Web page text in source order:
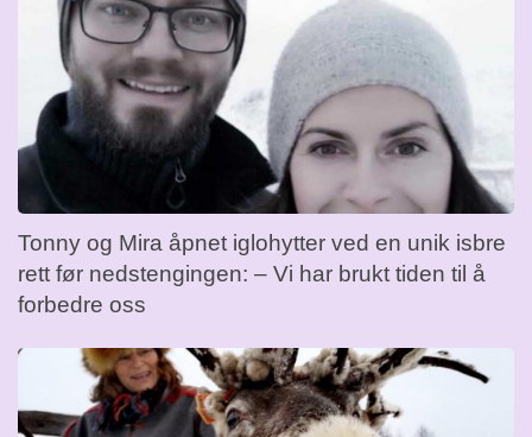
Tonny og Mira åpnet iglohytter ved en unik isbre
rett før nedstengingen: – Vi har brukt tiden til å
forbedre oss